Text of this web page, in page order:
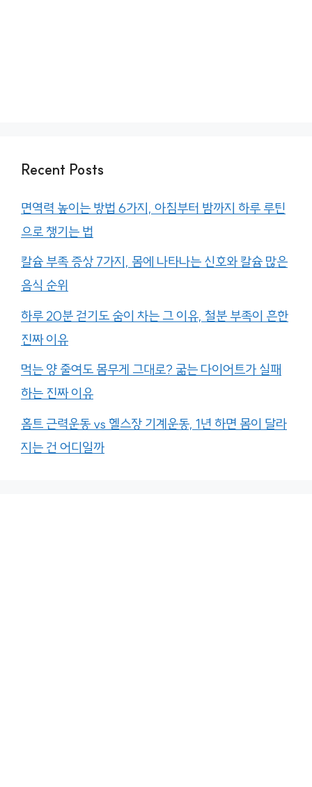
Recent Posts
면역력 높이는 방법 6가지, 아침부터 밤까지 하루 루틴
으로 챙기는 법
칼슘 부족 증상 7가지, 몸에 나타나는 신호와 칼슘 많은
음식 순위
하루 20분 걷기도 숨이 차는 그 이유, 철분 부족이 흔한
진짜 이유
먹는 양 줄여도 몸무게 그대로? 굶는 다이어트가 실패
하는 진짜 이유
홈트 근력운동 vs 헬스장 기계운동, 1년 하면 몸이 달라
지는 건 어디일까